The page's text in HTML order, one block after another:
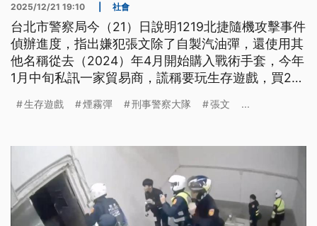
2025/12/21 19:10 社會
台北市警察局今（21）日說明1219北捷隨機攻擊事件
偵辦進度，指出嫌犯張文除了自製汽油彈，還使用其
他名稱從去（2024）年4月開始購入戰術手套，今年
1月中旬私訊一家貿易商，謊稱要玩生存遊戲，買24
生存遊戲店。
生存遊戲 煙霧彈 刑事警察大隊 張文 ...